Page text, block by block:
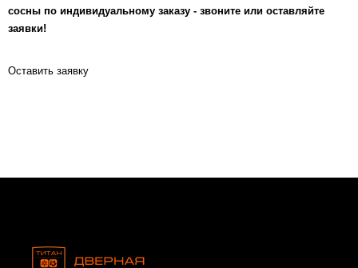
сосны по индивидуальному заказу - звоните или оставляйте
заявки!
Оставить заявку